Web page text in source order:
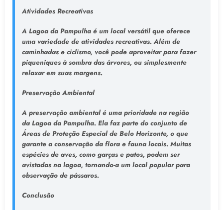
Atividades Recreativas
A Lagoa da Pampulha é um local versátil que oferece
uma variedade de atividades recreativas. Além de
caminhadas e ciclismo, você pode aproveitar para fazer
piqueniques à sombra das árvores, ou simplesmente
relaxar em suas margens.
Preservação Ambiental
A preservação ambiental é uma prioridade na região
da Lagoa da Pampulha. Ela faz parte do conjunto de
Áreas de Proteção Especial de Belo Horizonte, o que
garante a conservação da flora e fauna locais. Muitas
espécies de aves, como garças e patos, podem ser
avistadas na lagoa, tornando-a um local popular para
observação de pássaros.
Conclusão